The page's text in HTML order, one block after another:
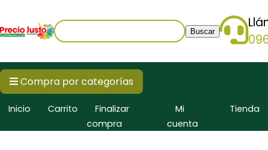
Compra por categorías
Inicio Carrito
Finalizar
compra
Mi
cuenta
Tienda